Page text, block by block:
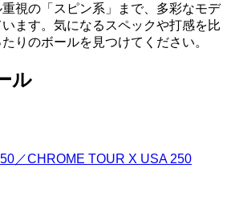
視の「スピン系」まで、多彩なモデ
ます。気になるスペックや打感を比
りのボールを見つけてください。
ル
／CHROME TOUR X USA 250